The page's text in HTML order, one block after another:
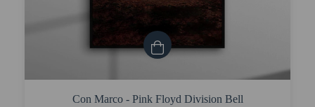
Con Marco - Pink Floyd Division Bell